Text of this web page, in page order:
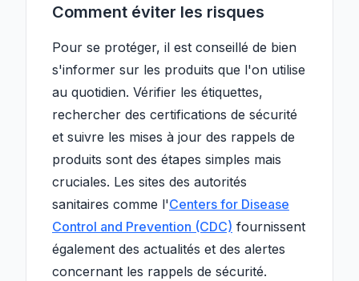
Comment éviter les risques
Pour se protéger, il est conseillé de bien
s'informer sur les produits que l'on utilise
au quotidien. Vérifier les étiquettes,
rechercher des certifications de sécurité
et suivre les mises à jour des rappels de
produits sont des étapes simples mais
cruciales. Les sites des autorités
sanitaires comme l'Centers for Disease
Control and Prevention (CDC) fournissent
également des actualités et des alertes
concernant les rappels de sécurité.